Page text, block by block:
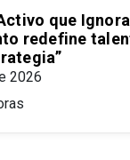
que
redefine
2026